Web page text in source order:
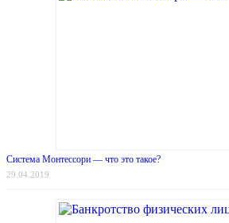
Система Монтессори — что это такое?
29.04.2019